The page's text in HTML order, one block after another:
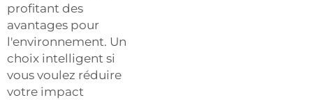
profitant des
avantages pour
l'environnement. Un
choix intelligent si
vous voulez réduire
votre impact